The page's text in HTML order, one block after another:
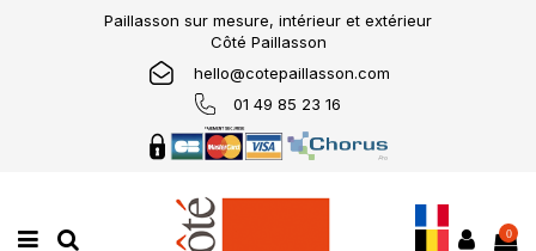
Paillasson sur mesure, intérieur et extérieur
Côté Paillasson
hello@cotepaillasson.com
01 49 85 23 16
0